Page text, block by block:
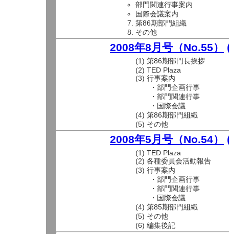
部門関連行事案内
国際会議案内
第86期部門組織
その他
2008年8月号（No.55）
(1) 第86期部門長挨拶
(2) TED Plaza
(3) 行事案内
・部門企画行事
・部門関連行事
・国際会議
(4) 第86期部門組織
(5) その他
2008年5月号（No.54）
(1) TED Plaza
(2) 各種委員会活動報告
(3) 行事案内
・部門企画行事
・部門関連行事
・国際会議
(4) 第85期部門組織
(5) その他
(6) 編集後記